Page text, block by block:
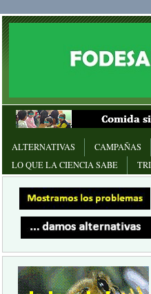
ALTERNATIVAS CAMPAÑAS
LO QUE LA CIENCIA SABE